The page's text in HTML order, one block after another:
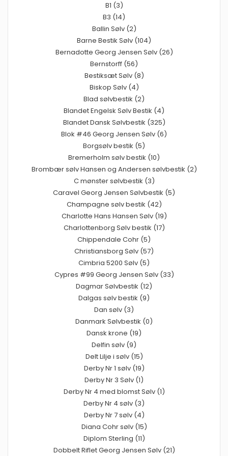
B1 (3)
B3 (14)
Ballin Sølv (2)
Barne Bestik Sølv (104)
Bernadotte Georg Jensen Sølv (26)
Bernstorff (56)
Bestiksæt Sølv (8)
Biskop Sølv (4)
Blad sølvbestik (2)
Blandet Engelsk Sølv Bestik (4)
Blandet Dansk Sølvbestik (325)
Blok #46 Georg Jensen Sølv (6)
Borgsølv bestik (5)
Bremerholm sølv bestik (10)
Brombær sølv Hansen og Andersen sølvbestik (2)
C mønster sølvbestik (3)
Caravel Georg Jensen Sølvbestik (5)
Champagne sølv bestik (42)
Charlotte Hans Hansen Sølv (19)
Charlottenborg Sølv bestik (17)
Chippendale Cohr (5)
Christiansborg Sølv (57)
Cimbria 5200 Sølv (5)
Cypres #99 Georg Jensen Sølv (33)
Dagmar Sølvbestik (12)
Dalgas sølv bestik (9)
Dan sølv (3)
Danmark Sølvbestik (0)
Dansk krone (19)
Delfin sølv (9)
Delt Lilje i sølv (15)
Derby Nr 1 sølv (19)
Derby Nr 3 Sølv (1)
Derby Nr 4 med blomst Sølv (1)
Derby Nr 4 sølv (3)
Derby Nr 7 sølv (4)
Diana Cohr sølv (15)
Diplom Sterling (11)
Dobbelt Riflet Georg Jensen Sølv (21)